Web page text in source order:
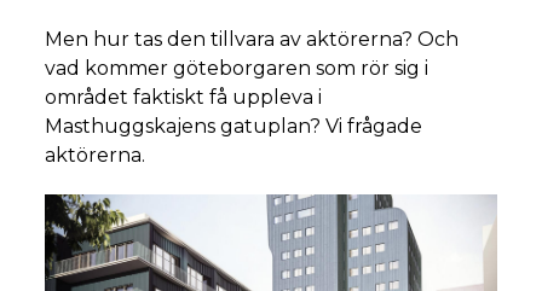
Men hur tas den tillvara av aktörerna? Och
vad kommer göteborgaren som rör sig i
området faktiskt få uppleva i
Masthuggskajens gatuplan? Vi frågade
aktörerna.